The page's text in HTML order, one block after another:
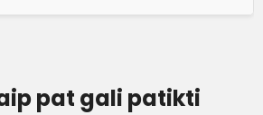
pat gali patikti